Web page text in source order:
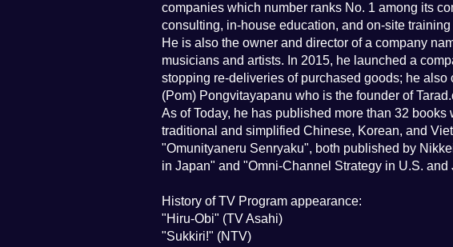
companies which number ranks No. 1 among its
consulting, in-house education, and on-site training
He is also the owner and director of a company
musicians and artists. In 2015, he launched a
stopping re-deliveries of purchased goods; he
(Pom) Pongvitayapanu who is the founder of
As of Today, he has published more than 32
traditional and simplified Chinese, Korean, and
"Omunityaneru Senryaku", both published by
in Japan" and "Omni-Channel Strategy in U.S. and
History of TV Program appearance:
"Hiru-Obi" (TV Asahi)
"Sukkiri!" (NTV)